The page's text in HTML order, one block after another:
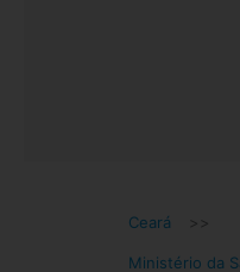
Ceará >>
Ministério da